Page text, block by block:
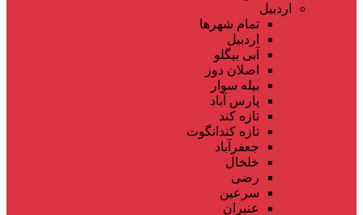
اردبیل
تمام شهر‌ها
اردبیل
آبی بیگلو
اصلان دوز
بیله سوار
پارس آباد
تازه کند
تازه کندانگوت
جعفرآباد
خلخال
رضی
سرعین
عنبران